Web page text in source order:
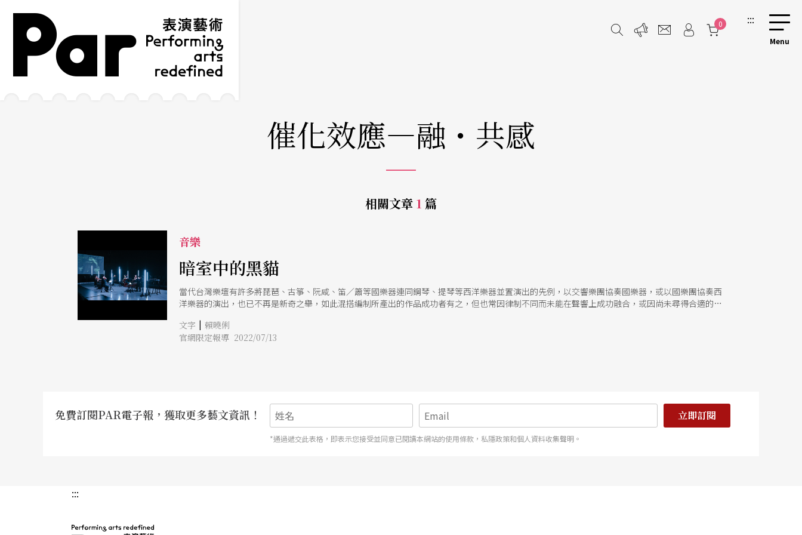
跳到主要內容區塊
網站導覽
0 :::
催化效應—融・共感
相關文章 1 篇
音樂
暗室中的黑貓
當代台灣樂壇有許多將琵琶、古箏、阮咸、笛／簫等國樂器連同鋼琴、提琴等西洋樂器並置演出的先例，以交響樂團協奏國樂器，或以國樂團協奏西
洋樂器的演出，也已不再是新奇之舉，如此混搭編制所產出的作品成功者有之，但也常因律制不同而未能在聲響上成功融合，或因尚未尋得合適的方
應」）中委託創作的3首作品為混搭編制的聲響呈現找到了新方向，但也如暗室中的黑貓般形跡難定。
文字 | 賴曉俐
官網限定報導 2022/07/13
免費訂閱PAR電子報，獲取更多藝文資訊！ 立即訂閱
*通過遞交此表格，即表示您接受並同意已閱讀本網站的使用條款，私隱政策和個人資料收集聲明。
:::